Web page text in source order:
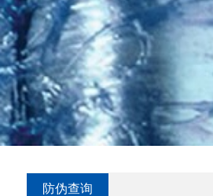
防伪查询